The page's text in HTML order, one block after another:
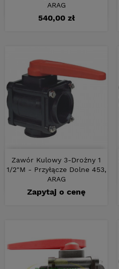
ARAG
Cena
540,00 zł
Zawór Kulowy 3-Drożny 1
1/2"M - Przyłącze Dolne 453,
ARAG
Zapytaj o cenę